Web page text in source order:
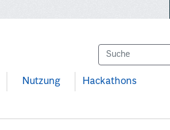
Nutzung Hackathons